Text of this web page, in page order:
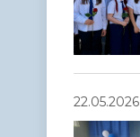
22.05.2026